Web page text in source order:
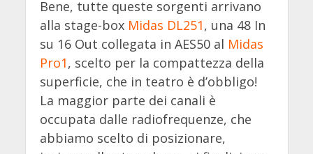
Bene, tutte queste sorgenti arrivano
alla stage-box Midas DL251, una 48 In
su 16 Out collegata in AES50 al Midas
Pro1, scelto per la compattezza della
superficie, che in teatro è d’obbligo!
La maggior parte dei canali è
occupata dalle radiofrequenze, che
abbiamo scelto di posizionare,